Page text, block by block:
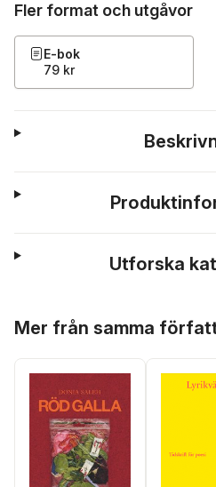
Fler format och utgåvor
E-bok
79 kr
Utforska
Mer från samma